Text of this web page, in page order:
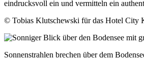
eindrucksvoll ein und vermitteln ein
© Tobias Klutschewski für das Hotel City
Sonnenstrahlen brechen über dem